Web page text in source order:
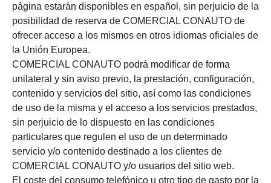
página estarán disponibles en español, sin perjuicio de la
posibilidad de reserva de COMERCIAL CONAUTO de
ofrecer acceso a los mismos en otros idiomas oficiales de
la Unión Europea.
COMERCIAL CONAUTO podrá modificar de forma
unilateral y sin aviso previo, la prestación, configuración,
contenido y servicios del sitio, así como las condiciones
de uso de la misma y el acceso a los servicios prestados,
sin perjuicio de lo dispuesto en las condiciones
particulares que regulen el uso de un determinado
servicio y/o contenido destinado a los clientes de
COMERCIAL CONAUTO y/o usuarios del sitio web.
El coste del consumo telefónico u otro tipo de gasto por la